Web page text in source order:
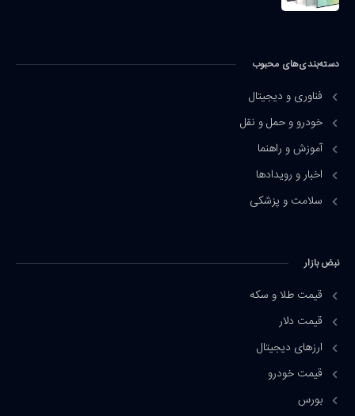
دسته‌بندی‌های محبوب
فناوری و دیجیتال
خودرو و حمل و نقل
آموزش و راهنما
اخبار و رویدادها
سلامت و پزشکی
نبض بازار
قیمت طلا و سکه
قیمت دلار
ارزهای دیجیتال
قیمت خودرو
بورس